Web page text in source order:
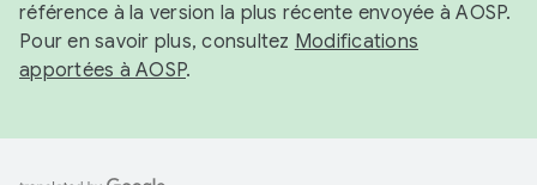
référence à la version la plus récente envoyée à AOSP.
Pour en savoir plus, consultez Modifications
apportées à AOSP.